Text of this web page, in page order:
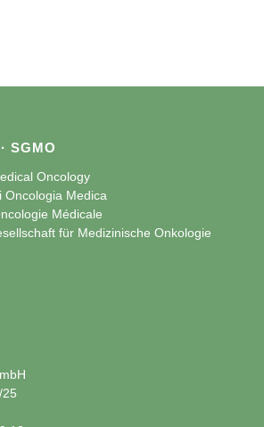
SGMO
Oncology
Oncologia Medica
Médicale
für Medizinische Onkologie